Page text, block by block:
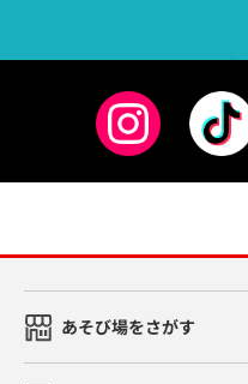
あそび場をさがす